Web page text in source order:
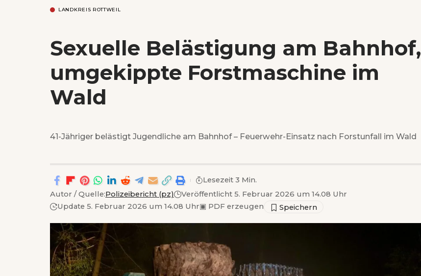
LANDKREIS ROTTWEIL
Sexuelle Belästigung am Bahnhof,
umgekippte Forstmaschine im
Wald
41-Jähriger belästigt Jugendliche am Bahnhof – Feuerwehr-Einsatz nach Forstunfall im Wald
Autor / Quelle:Polizeibericht (pz)
Veröffentlicht 5. Februar 2026 um 14.08 Uhr
Update 5. Februar 2026 um 14.08 Uhr▣ PDF erzeugen
Lesezeit 3 Min.